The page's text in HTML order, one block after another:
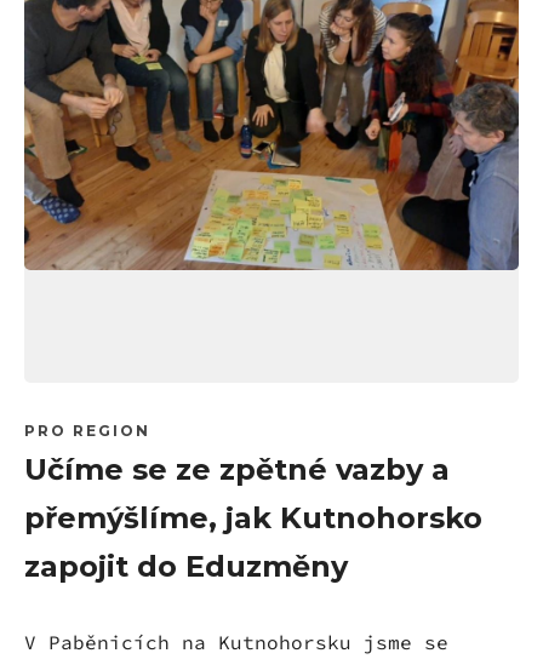
PRO REGION
Učíme se ze zpětné vazby a
přemýšlíme, jak Kutnohorsko
zapojit do Eduzměny
V Paběnicích na Kutnohorsku jsme se